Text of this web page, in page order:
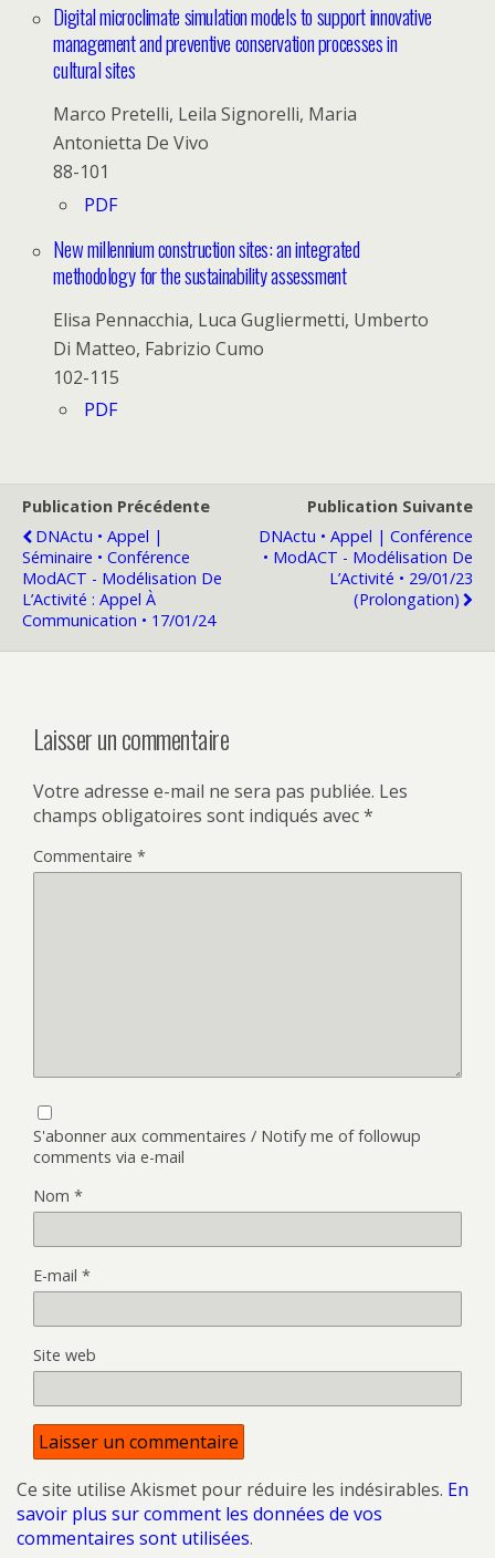
Digital microclimate simulation models to support innovative
management and preventive conservation processes in
cultural sites
Marco Pretelli, Leila Signorelli, Maria
Antonietta De Vivo
88-101
PDF
New millennium construction sites: an integrated
methodology for the sustainability assessment
Elisa Pennacchia, Luca Gugliermetti, Umberto
Di Matteo, Fabrizio Cumo
102-115
PDF
Publication Précédente
DNActu • Appel |
Séminaire • Conférence
ModACT - Modélisation De
L’Activité : Appel À
Communication • 17/01/24
Publication Suivante
DNActu • Appel | Conférence
• ModACT - Modélisation De
L’Activité • 29/01/23
(prolongation)
Laisser un commentaire
Votre adresse e-mail ne sera pas publiée. Les
champs obligatoires sont indiqués avec*
Commentaire *
S'abonner aux commentaires / Notify me of followup
comments via e-mail
Nom *
E-mail *
Site web
Ce site utilise Akismet pour réduire les indésirables. En
savoir plus sur comment les données de vos
commentaires sont utilisées.